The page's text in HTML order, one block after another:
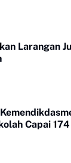
Larangan
Capai